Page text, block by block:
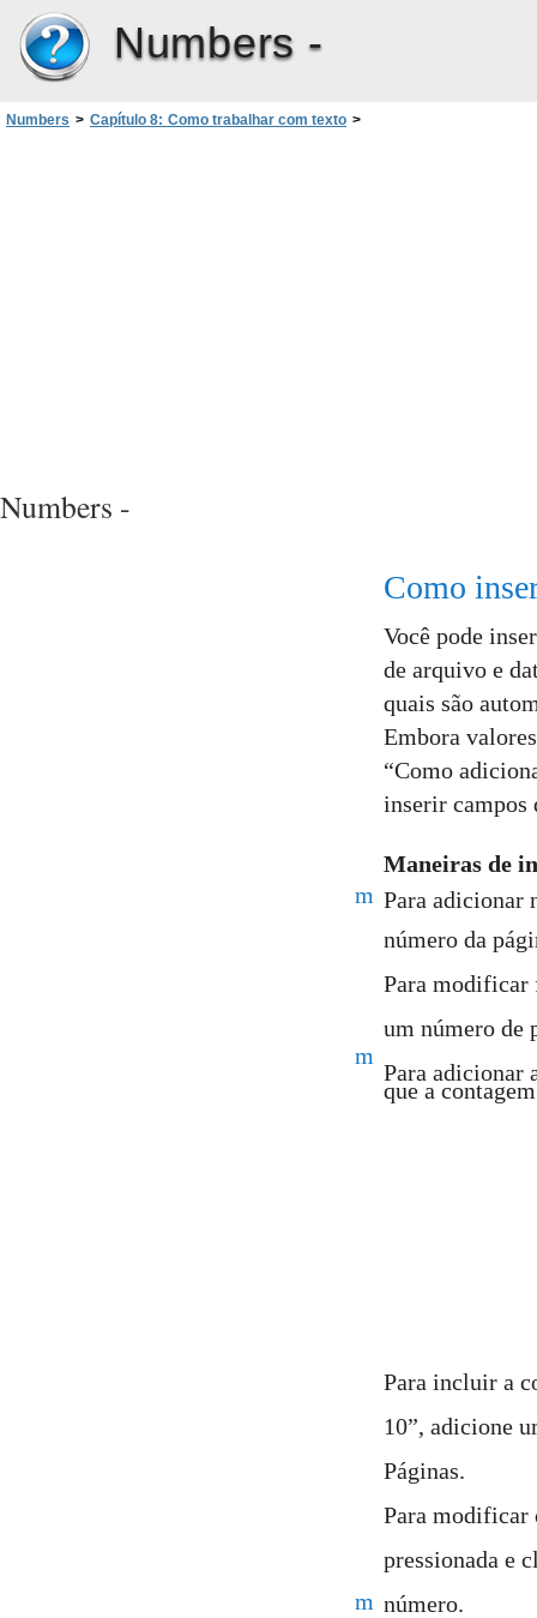
Numbers -
Numbers > Capítulo 8: Como trabalhar com texto >
Numbers -
Como
Você pode
de arquivo e
quais são
Embora
“Como
inserir campos
Maneiras de
Para adicionar
m
número da
Para modificar
um número de
Para adicionar
m
que a
Para incluir a
10”, adicione
Páginas.
Para modificar
pressionada e
número.
m